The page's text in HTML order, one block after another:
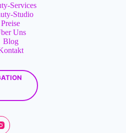
Services
Studio
Preise
Uns
Blog